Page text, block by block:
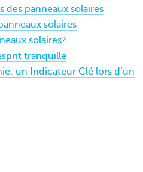
des panneaux solaires
solaires
solaires?
tranquille
un Indicateur Clé lors d’un